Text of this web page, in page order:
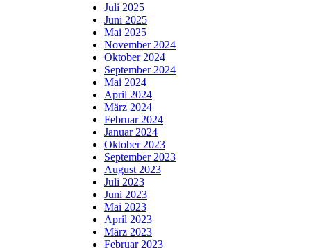
Juli 2025
Juni 2025
Mai 2025
November 2024
Oktober 2024
September 2024
Mai 2024
April 2024
März 2024
Februar 2024
Januar 2024
Oktober 2023
September 2023
August 2023
Juli 2023
Juni 2023
Mai 2023
April 2023
März 2023
Februar 2023